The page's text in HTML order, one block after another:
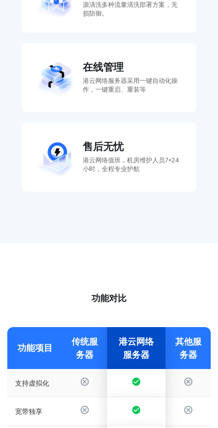
源清洗多种流量清洗部署方案，无
损防御。
在线管理
港云网络服务器采用一键自动化操
作，一键重启、重装等
售后无忧
港云网络值班，机房维护人员7*24
小时，全程专业护航
功能对比
功能项目
传统服
务器
港云网络
服务器
其他服
务器
支持虚拟化
宽带独享